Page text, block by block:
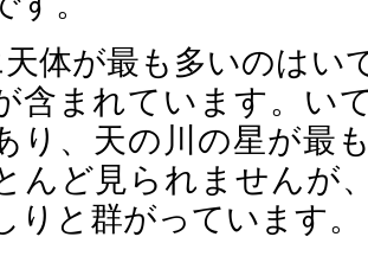
天体が最も多いのはい
含まれています。い
り、天の川の星が最
んど見られませんが
りと群がっています。